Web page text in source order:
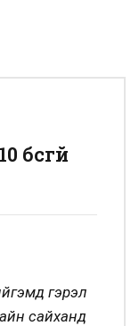
гэрэл
сайханд